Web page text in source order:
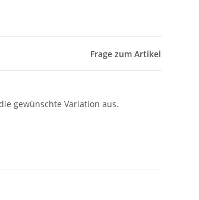
Frage zum Artikel
gewünschte Variation aus.